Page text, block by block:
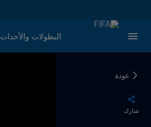
البطولات والأحدات
عودة
شارك